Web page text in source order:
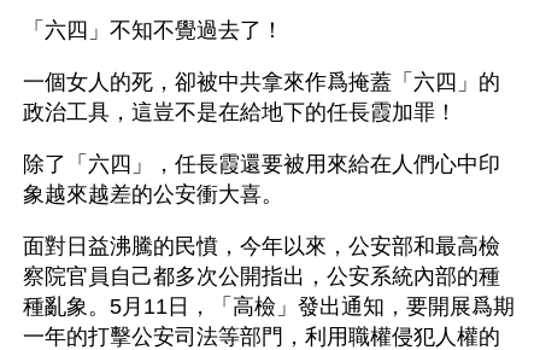
「六四」不知不覺過去了！
一個女人的死，卻被中共拿來作爲掩蓋「六四」的
政治工具，這豈不是在給地下的任長霞加罪！
除了「六四」，任長霞還要被用來給在人們心中印
象越來越差的公安衝大喜。
面對日益沸騰的民憤，今年以來，公安部和最高檢
察院官員自己都多次公開指出，公安系統內部的種
種亂象。5月11日，「高檢」發出通知，要開展爲期
一年的打擊公安司法等部門，利用職權侵犯人權的